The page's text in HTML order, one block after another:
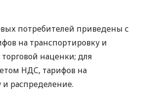
потребителей приведены с
на транспортировку и
наценки; для
НДС, тарифов на
распределение.